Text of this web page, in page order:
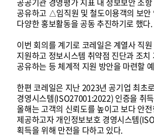
공유하고 △임직원 및 철도이용객의 보안
다양한 홍보활동을 공동 추진하기로 했다.
이번 회의를 계기로 코레일은 계열사 직
지원하고 정보시스템 취약점 진단과 조치
공유하는 등 체계적 지원 방안을 마련할
한편 코레일은 지난 2023년 공기업 최초
경영시스템(ISO27001:2022) 인증을 취
올해는 고객의 신뢰도를 높이고 보다 안
제공하고자 개인정보보호 경영시스템
획득을 위해 만전을 다하고 있다.